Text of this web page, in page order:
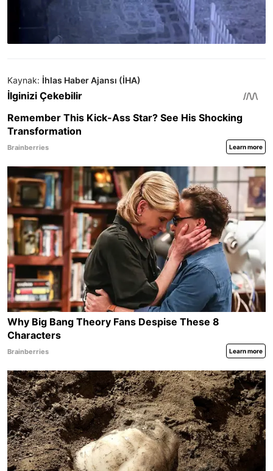
Kaynak: İhlas Haber Ajansı (İHA)